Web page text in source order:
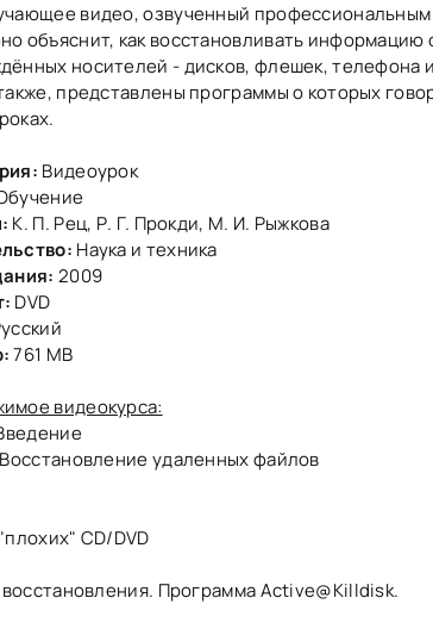
видео, озвученный
объяснит, как восстановливать информацию
носителей - дисков, флешек, телефона
представлены программы о которых
Видеоурок
К. П. Рец, Р. Г. Прокди, М. И. Рыжкова
Наука и техника
2009
DVD
761 МB
видеокурса:
удаленных файлов
CD/DVD
Программа Active@Killdisk.